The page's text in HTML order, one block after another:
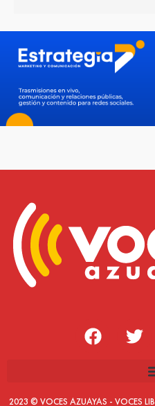
2023 © VOCES AZUAYAS - VOCES